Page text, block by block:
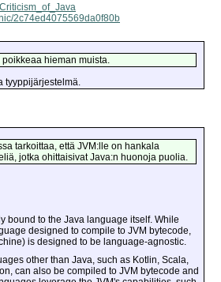
2c74ed4075569da0f80b
hieman muista.
tarkoittaa, että JVM:lle on hankala
jotka ohittaisivat Java:n huonoja puolia.
bound to the Java language itself. While
designed to compile to JVM bytecode,
is designed to be language-agnostic.
other than Java, such as Kotlin, Scala,
can also be compiled to JVM bytecode and